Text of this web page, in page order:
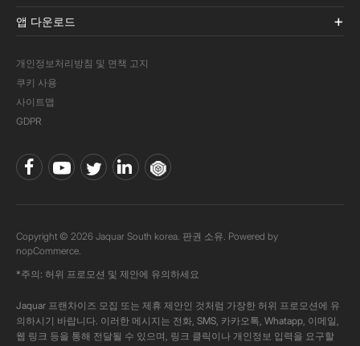
앱 다운로드
개인정보처리방침 및 면책 고지
쿠키 사용
사이트맵
GDPR
Copyright © 2026 Jaquar South korea. 판권 소유. Powered by
nopCommerce.
*주의: 허위 프로모션 및 제안에 유의하세요
Jaquar 프랜차이즈 모집 또는 제휴 제안인 것처럼 가장한 허위 프로모션에 유
의하시기 바랍니다. 이러한 메시지는 전화, SMS, 카카오톡, Whatapp, 이메일,
웹 링크 등을 통해 전달될 수 있으며, 링크 클릭이나 개인정보 입력을 요구할